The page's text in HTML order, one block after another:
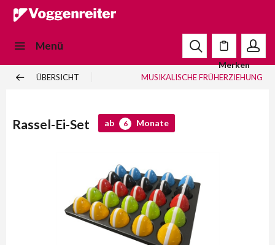
Menü
Merken
ÜBERSICHT MUSIKALISCHE FRÜHERZIEHUNG
Rassel-Ei-Set ab 6 Monate